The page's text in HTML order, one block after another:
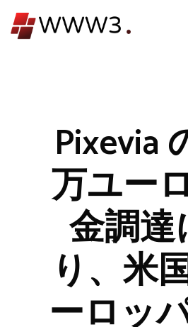
ン
Pixevia
万ユー
金調達
り、米
ーロッ